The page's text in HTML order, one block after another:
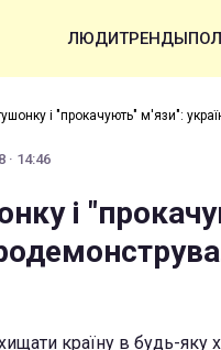
ЛЮДИТРЕНДЫ
і "прокачують" м'язи":
· 14:46
і
країну в будь-яку